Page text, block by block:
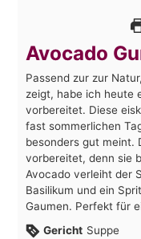
Avocado
Passend zur zur
zeigt, habe ich heute
vorbereitet. Diese
fast sommerlichen
besonders gut meint.
vorbereitet, denn sie
Avocado verleiht der
Basilikum und ein
Gaumen. Perfekt für
Gericht Suppe